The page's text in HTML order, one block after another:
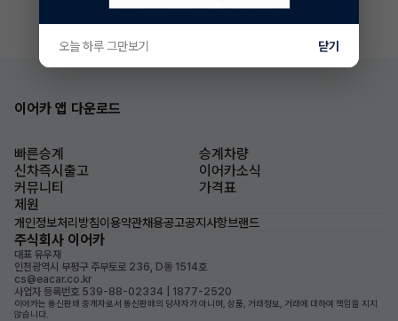
이어카 앱 다운로드
빠른승계
승계차량
신차즉시출고
이어카소식
커뮤니티
가격표
제원
개인정보처리방침이용약관채용공고공지사항브랜드
주식회사 이어카
대표 유우재
인천광역시 부평구 주부토로 236, D동 1514호
cs@eacar.co.kr
사업자 등록번호 539-88-02334 | 1877-2520
이어카는 통신판매 중개자로서 통신판매의 당사자가 아니며, 상품, 거래정보, 거래에 대하여 책임을 지지
않습니다.
오늘 하루 그만보기 닫기